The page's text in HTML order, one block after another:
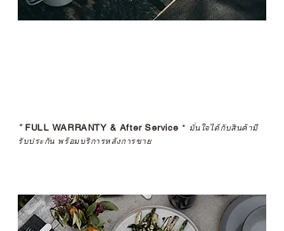
*FULL WARRANTY & After Service * มั่นใจได้กับสินค้ามี
รับประกัน พร้อมบริการหลังการขาย